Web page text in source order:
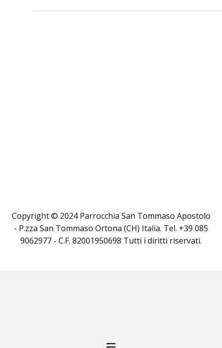
Copyright © 2024 Parrocchia San Tommaso Apostolo
- P.zza San Tommaso Ortona (CH) Italia. Tel. +39 085
9062977 - C.F. 82001950698 Tutti i diritti riservati.